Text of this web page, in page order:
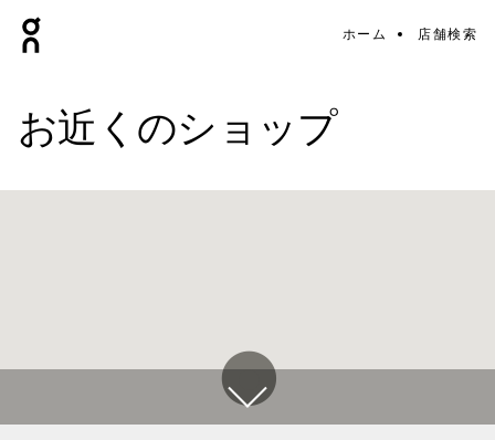
ホーム 店舗検索
お近くのショップ